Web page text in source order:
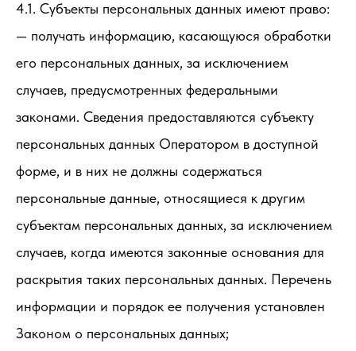
4.1. Субъекты персональных данных имеют право:
— получать информацию, касающуюся обработки
его персональных данных, за исключением
случаев, предусмотренных федеральными
законами. Сведения предоставляются субъекту
персональных данных Оператором в доступной
форме, и в них не должны содержаться
персональные данные, относящиеся к другим
субъектам персональных данных, за исключением
случаев, когда имеются законные основания для
раскрытия таких персональных данных. Перечень
информации и порядок ее получения установлен
Законом о персональных данных;